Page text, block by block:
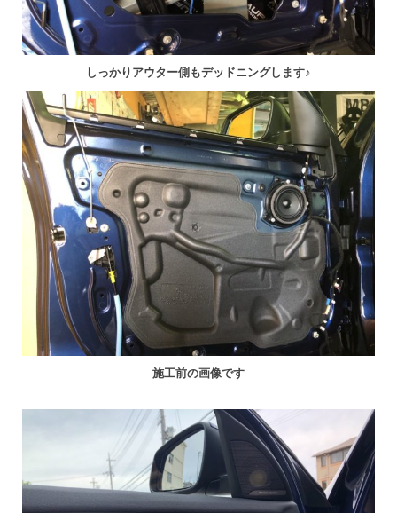
しっかりアウター側もデッドニングします♪
施工前の画像です